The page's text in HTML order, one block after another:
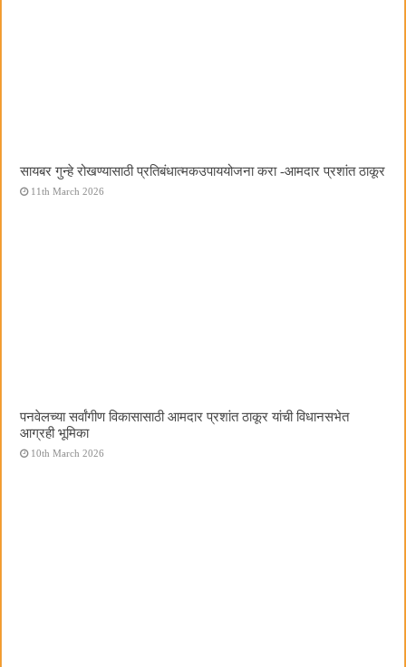
सायबर गुन्हे रोखण्यासाठी प्रतिबंधात्मकउपाययोजना करा -आमदार प्रशांत ठाकूर
11th March 2026
पनवेलच्या सर्वांगीण विकासासाठी आमदार प्रशांत ठाकूर यांची विधानसभेत
आग्रही भूमिका
10th March 2026